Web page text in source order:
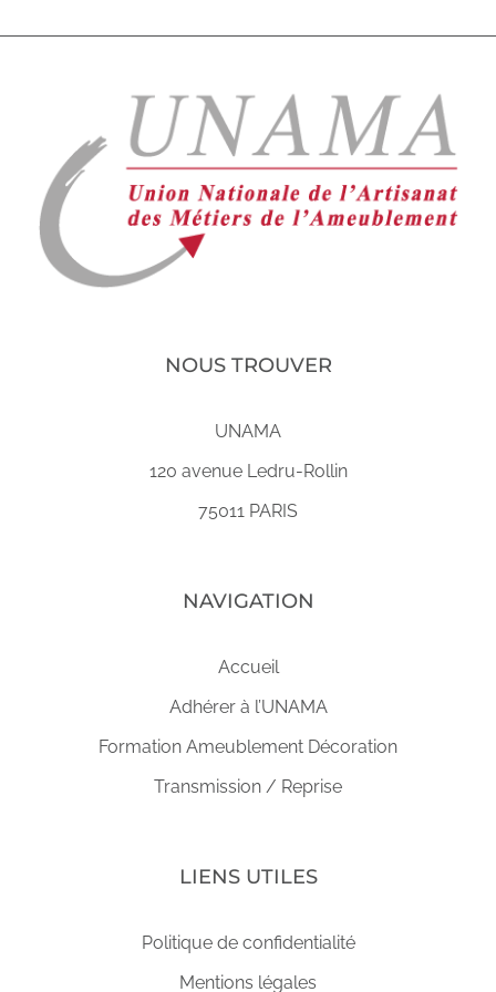
NOUS TROUVER
UNAMA
120 avenue Ledru-Rollin
75011 PARIS
NAVIGATION
Accueil
Adhérer à l’UNAMA
Formation Ameublement Décoration
Transmission / Reprise
LIENS UTILES
Politique de confidentialité
Mentions légales